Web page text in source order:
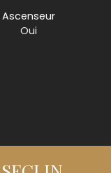
Ascenseur
Oui